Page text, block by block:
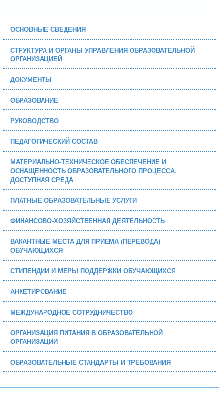
ОСНОВНЫЕ СВЕДЕНИЯ
СТРУКТУРА И ОРГАНЫ УПРАВЛЕНИЯ ОБРАЗОВАТЕЛЬНОЙ
ОРГАНИЗАЦИЕЙ
ДОКУМЕНТЫ
ОБРАЗОВАНИЕ
РУКОВОДСТВО
ПЕДАГОГИЧЕСКИЙ СОСТАВ
МАТЕРИАЛЬНО-ТЕХНИЧЕСКОЕ ОБЕСПЕЧЕНИЕ И
ОСНАЩЕННОСТЬ ОБРАЗОВАТЕЛЬНОГО ПРОЦЕССА.
ДОСТУПНАЯ СРЕДА
ПЛАТНЫЕ ОБРАЗОВАТЕЛЬНЫЕ УСЛУГИ
ФИНАНСОВО-ХОЗЯЙСТВЕННАЯ ДЕЯТЕЛЬНОСТЬ
ВАКАНТНЫЕ МЕСТА ДЛЯ ПРИЕМА (ПЕРЕВОДА)
ОБУЧАЮЩИХСЯ
СТИПЕНДИИ И МЕРЫ ПОДДЕРЖКИ ОБУЧАЮЩИХСЯ
АНКЕТИРОВАНИЕ
МЕЖДУНАРОДНОЕ СОТРУДНИЧЕСТВО
ОРГАНИЗАЦИЯ ПИТАНИЯ В ОБРАЗОВАТЕЛЬНОЙ
ОРГАНИЗАЦИИ
ОБРАЗОВАТЕЛЬНЫЕ СТАНДАРТЫ И ТРЕБОВАНИЯ